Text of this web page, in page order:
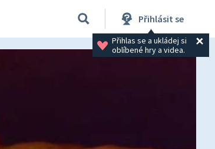
Přihlásit se
Přihlas se a ukládej si
oblíbené hry a videa.